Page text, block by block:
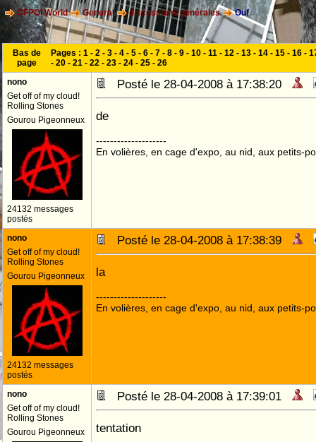
CFPOI World General discussions générales Ouf
Bas de
page
Pages : 1 - 2 - 3 - 4 - 5 - 6 - 7 - 8 - 9 - 10 - 11 - 12 - 13 - 14 - 15 - 16 -
- 20 - 21 - 22 - 23 - 24 - 25 - 26
nono
Get off of my cloud!
Rolling Stones
Gourou Pigeonneux
24132 messages
postés
Posté le 28-04-2008 à 17:38:20
de
--------------------
En volières, en cage d'expo, au nid, aux petits-
nono
Get off of my cloud!
Rolling Stones
Gourou Pigeonneux
24132 messages
postés
Posté le 28-04-2008 à 17:38:39
la
--------------------
En volières, en cage d'expo, au nid, aux petits-
nono
Get off of my cloud!
Rolling Stones
Gourou Pigeonneux
Posté le 28-04-2008 à 17:39:01
tentation